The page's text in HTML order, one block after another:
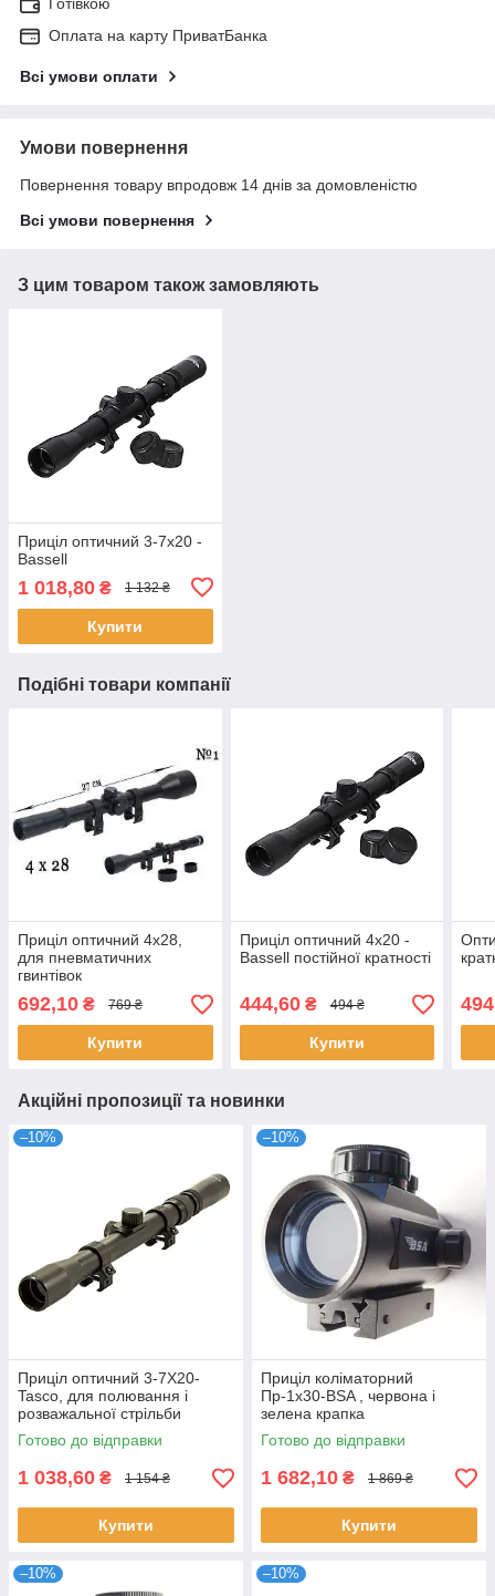
Готівкою
Оплата на карту ПриватБанка
Всі умови оплати
Умови повернення
Повернення товару впродовж 14 днів за домовленістю
Всі умови повернення
З цим товаром також замовляють
Приціл оптичний 3-7x20 -
Bassell
1 018,80 ₴ 1 132 ₴
Купити
Подібні товари компанії
Приціл оптичний 4x28,
для пневматичних
гвинтівок
692,10 ₴ 769 ₴
Купити
Приціл оптичний 4х20 -
Bassell постійної кратності
444,60₴ 494 ₴
Купити
Акційні пропозиції та новинки
–10%
Приціл оптичний 3-7X20-
Tasco, для полювання і
розважальної стрільби
Готово до відправки
1 038,60 ₴ 1 154 ₴
Купити
–10%
Приціл коліматорний
Пр-1x30-BSA , червона і
зелена крапка
Готово до відправки
1 682,10 ₴ 1 869 ₴
Купити
–10% –10%